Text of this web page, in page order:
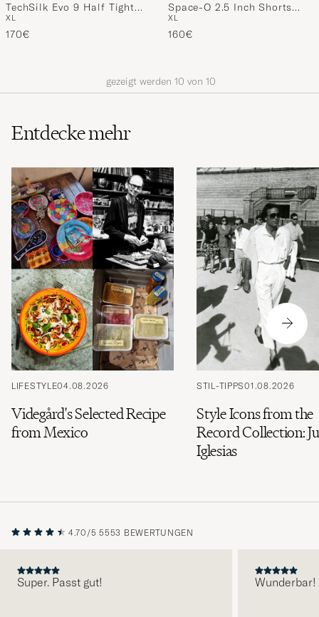
TechSilk Evo 9 Half Tight
Black
XL
170€
Space-O 2.5 Inch Shorts
Black
XL
160€
gezeigt werden 10 von 10
Entdecke mehr
LIFESTYLE04.08.2026
Videgård's Selected Recipe
from Mexico
STIL-TIPPS01.08.2026
Style Icons from the
Record Collection:
Iglesias
4.70/5 5553 BEWERTUNGEN
Super. Passt gut! Wunderbar!